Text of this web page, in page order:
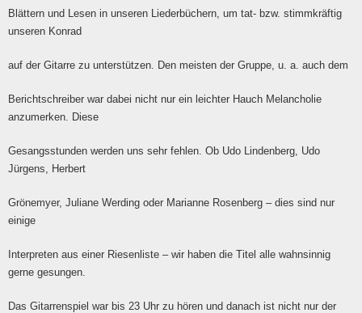
Blättern und Lesen in unseren Liederbüchern, um tat- bzw. stimmkräftig
unseren Konrad
auf der Gitarre zu unterstützen. Den meisten der Gruppe, u. a. auch dem
Berichtschreiber war dabei nicht nur ein leichter Hauch Melancholie
anzumerken. Diese
Gesangsstunden werden uns sehr fehlen. Ob Udo Lindenberg, Udo
Jürgens, Herbert
Grönemyer, Juliane Werding oder Marianne Rosenberg – dies sind nur
einige
Interpreten aus einer Riesenliste – wir haben die Titel alle wahnsinnig
gerne gesungen.
Das Gitarrenspiel war bis 23 Uhr zu hören und danach ist nicht nur der